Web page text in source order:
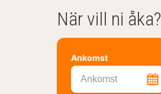
När vill ni åka?
Ankomst
Ankomst